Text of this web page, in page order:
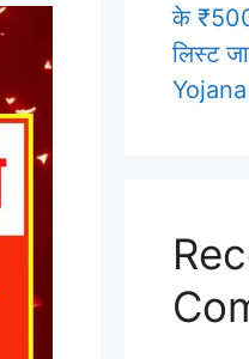
के
लिस्ट